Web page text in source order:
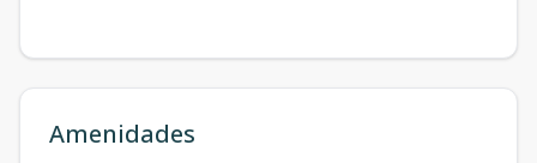
Amenidades